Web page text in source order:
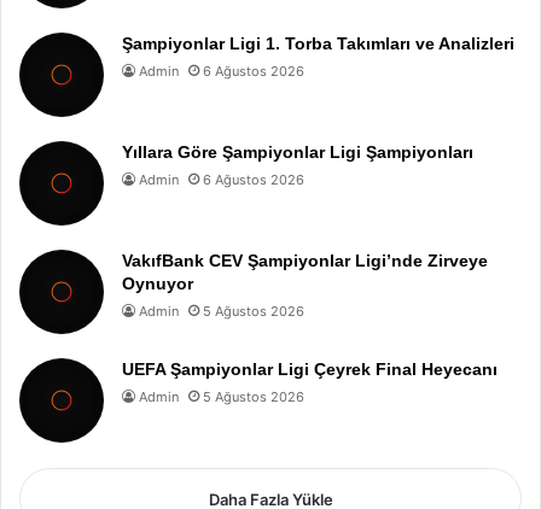
Şampiyonlar Ligi 1. Torba Takımları ve Analizleri
Admin 6 Ağustos 2026
Yıllara Göre Şampiyonlar Ligi Şampiyonları
Admin 6 Ağustos 2026
VakıfBank CEV Şampiyonlar Ligi’nde Zirveye
Oynuyor
Admin 5 Ağustos 2026
UEFA Şampiyonlar Ligi Çeyrek Final Heyecanı
Admin 5 Ağustos 2026
Daha Fazla Yükle